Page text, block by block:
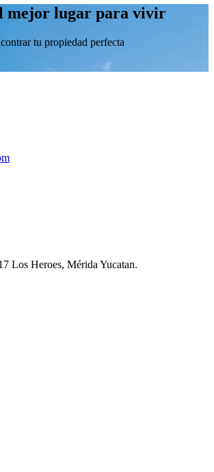
mejor lugar para vivir
tu propiedad perfecta
Los Heroes, Mérida Yucatan.